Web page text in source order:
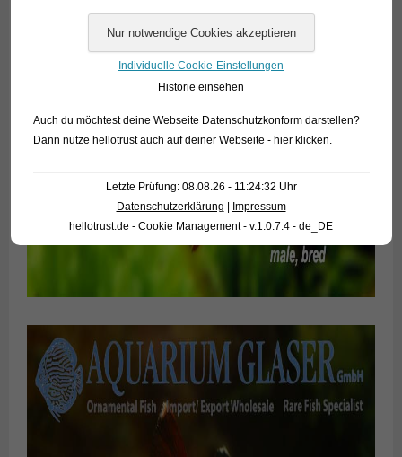
Individuelle Cookie-Einstellungen
Historie einsehen
Auch du möchtest deine Webseite Datenschutzkonform darstellen?
Dann nutze hellotrust auch auf deiner Webseite - hier klicken.
Letzte Prüfung: 08.08.26 - 11:24:32 Uhr
Datenschutzerklärung
Impressum
hellotrust.de - Cookie Management - v.1.0.7.4 - de_DE